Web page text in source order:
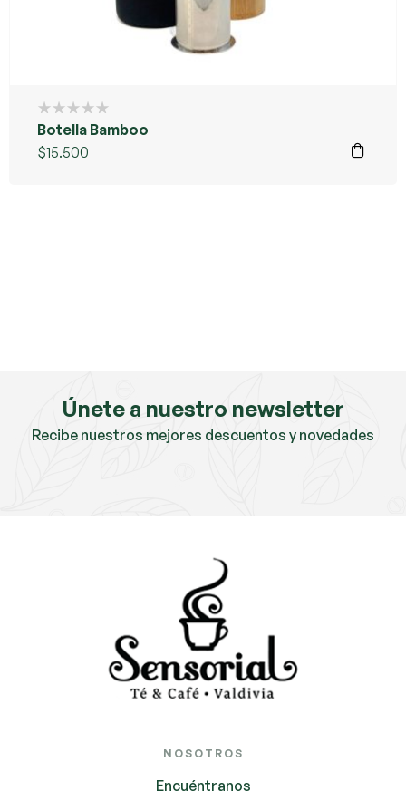
Botella Bamboo
$15.500
Únete a nuestro newsletter
Recibe nuestros mejores descuentos y novedades
NOSOTROS
Encuéntranos